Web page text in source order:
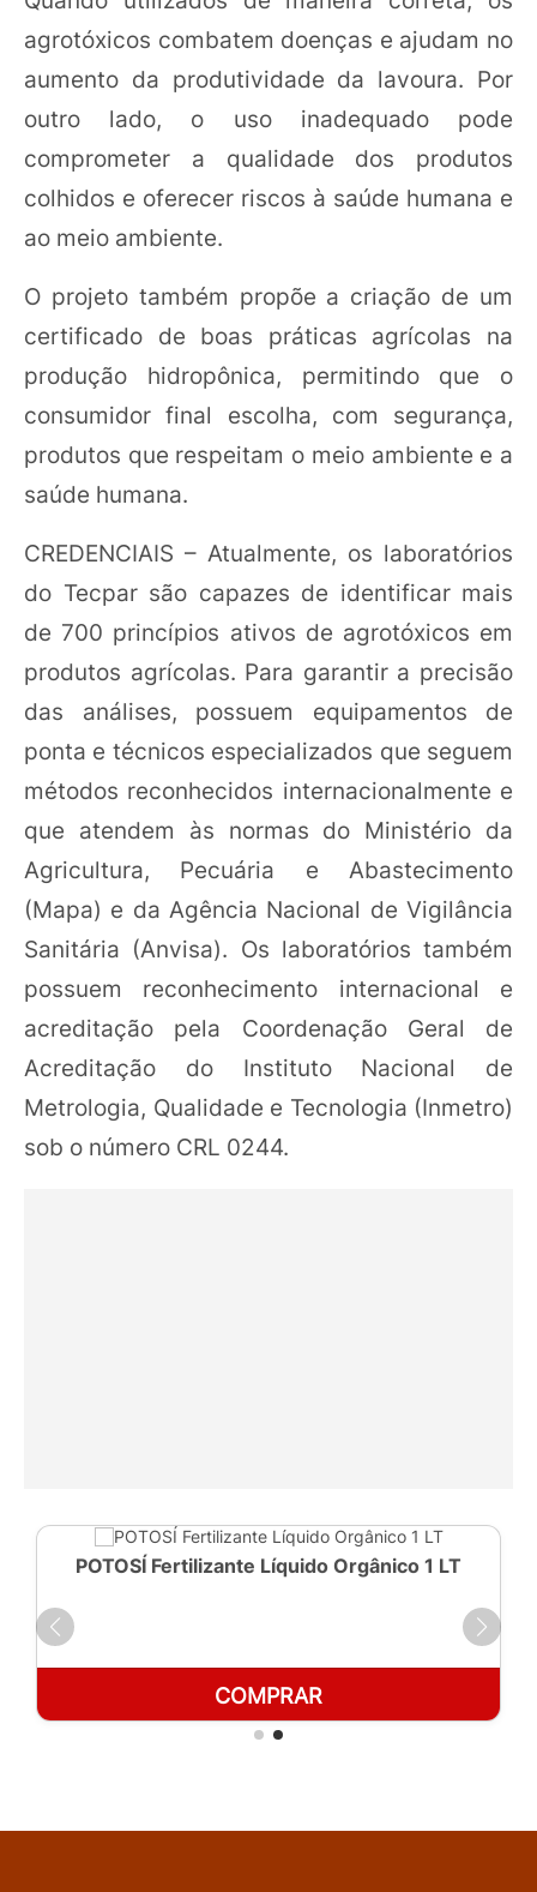
agrotóxicos combatem doenças e ajudam no
aumento da produtividade da lavoura. Por
outro lado, o uso inadequado pode
comprometer a qualidade dos produtos
colhidos e oferecer riscos à saúde humana e
ao meio ambiente.
O projeto também propõe a criação de um
certificado de boas práticas agrícolas na
produção hidropônica, permitindo que o
consumidor final escolha, com segurança,
produtos que respeitam o meio ambiente e a
saúde humana.
CREDENCIAIS – Atualmente, os laboratórios
do Tecpar são capazes de identificar mais
de 700 princípios ativos de agrotóxicos em
produtos agrícolas. Para garantir a precisão
das análises, possuem equipamentos de
ponta e técnicos especializados que seguem
métodos reconhecidos internacionalmente e
que atendem às normas do Ministério da
Agricultura, Pecuária e Abastecimento
(Mapa) e da Agência Nacional de Vigilância
Sanitária (Anvisa). Os laboratórios também
possuem reconhecimento internacional e
acreditação pela Coordenação Geral de
Acreditação do Instituto Nacional de
Metrologia, Qualidade e Tecnologia (Inmetro)
sob o número CRL 0244.
POTOSÍ Fertilizante Líquido Orgânico 1 LT
COMPRAR